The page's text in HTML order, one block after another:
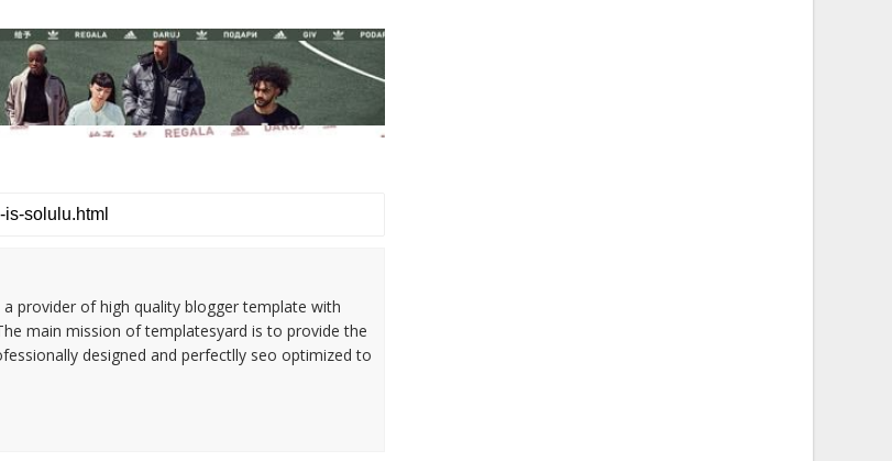
provider of high quality blogger template with
main mission of templatesyard is to provide the
designed and perfectlly seo optimized to